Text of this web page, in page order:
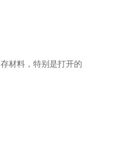
材料，特别是打开的